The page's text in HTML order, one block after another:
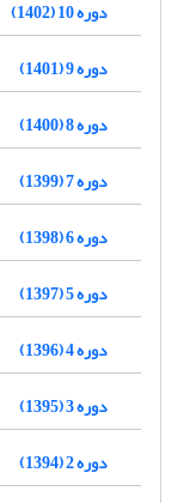
دوره 10 (1402)
دوره 9 (1401)
دوره 8 (1400)
دوره 7 (1399)
دوره 6 (1398)
دوره 5 (1397)
دوره 4 (1396)
دوره 3 (1395)
دوره 2 (1394)